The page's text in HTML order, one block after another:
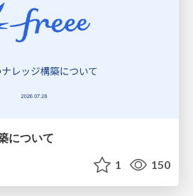
について
1 150